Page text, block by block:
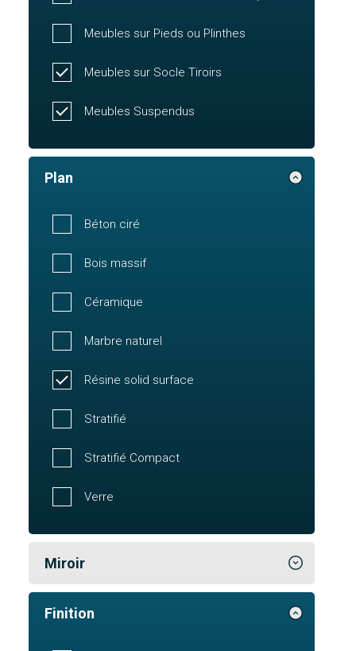
Meubles sur Pieds ou Plinthes
Meubles sur Socle Tiroirs
Meubles Suspendus
Plan
Béton ciré
Bois massif
Céramique
Marbre naturel
Résine solid surface
Stratifié
Stratifié Compact
Verre
Miroir
Finition